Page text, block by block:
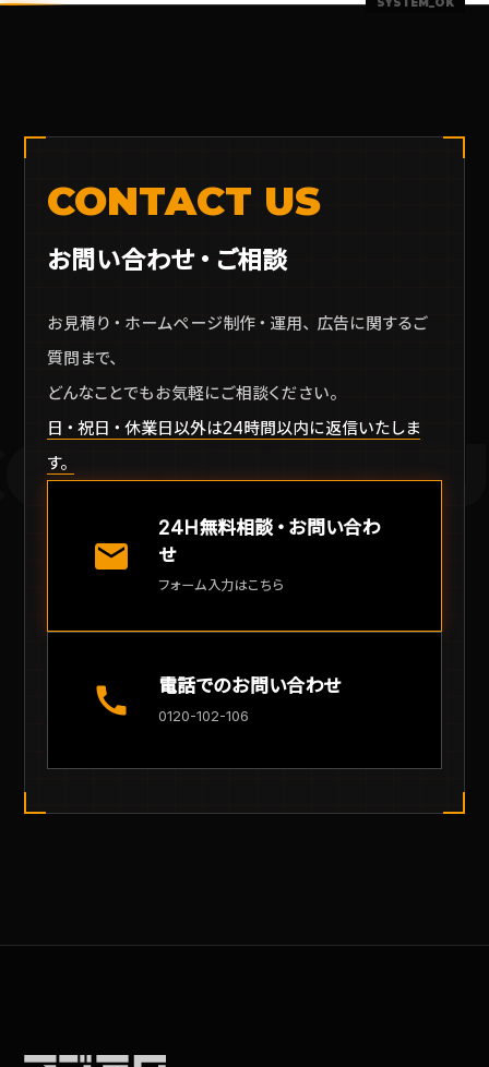
CONTACT US
お問い合わせ・ご相談
お見積り・ホームページ制作・運用、広告に関するご
質問まで、
どんなことでもお気軽にご相談ください。
日・祝日・休業日以外は24時間以内に返信いたしま
す。
mail
24H無料相談・お問い合わ
せ
フォーム入力はこちら
call 電話でのお問い合わせ
0120-102-106